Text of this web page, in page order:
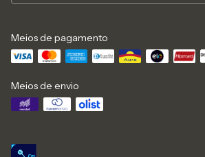
Meios de pagamento
Meios de envio